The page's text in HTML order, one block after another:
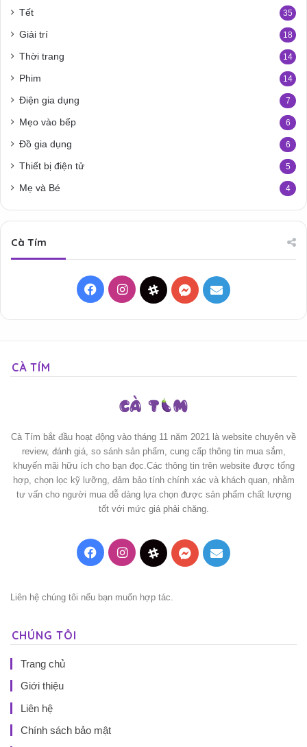
Tết 35
Giải trí 18
Thời trang 14
Phim 14
Điện gia dụng 7
Mẹo vào bếp 6
Đồ gia dụng 6
Thiết bị điện tử 5
Mẹ và Bé 4
Cà Tím
FacebookInstagramThreadsMessenger
Mail
CÀ TÍM
Cà Tím bắt đầu hoạt động vào tháng 11 năm 2021 là website chuyên về
review, đánh giá, so sánh sản phẩm, cung cấp thông tin mua sắm,
khuyến mãi hữu ích cho bạn đọc.Các thông tin trên website được tổng
hợp, chọn lọc kỹ lưỡng, đảm bảo tính chính xác và khách quan, nhằm
tư vấn cho người mua dễ dàng lựa chọn được sản phẩm chất lượng
tốt với mức giá phải chăng.
FacebookInstagramThreadsMessenger
Mail
Liên hệ chúng tôi nếu bạn muốn hợp tác.
CHÚNG TÔI
Trang chủ
Giới thiệu
Liên hệ
Chính sách bảo mật